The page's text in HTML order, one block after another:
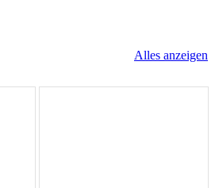
Alles anzeigen